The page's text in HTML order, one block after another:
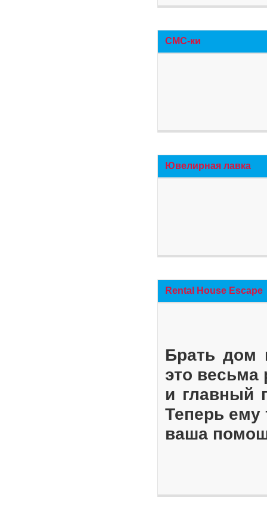
СМС-ки
Ювелирная лавка
Rental House Escape
Брать дом
это весьма
и главный
Теперь ему
ваша